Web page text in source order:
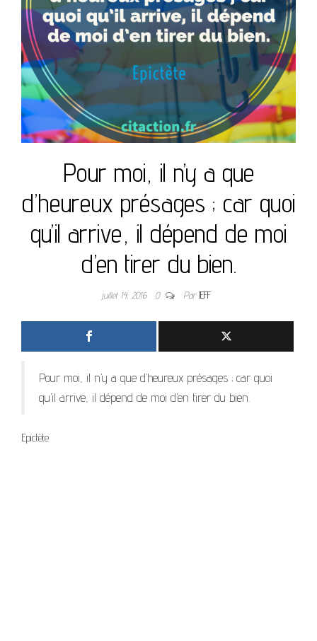
Pour moi, il n’y a que
d’heureux présages ; car quoi
qu’il arrive, il dépend de moi
d’en tirer du bien.
juillet 14, 2016 0 ParJEFF
Pour moi, il n’y a que d’heureux présages ; car quoi
qu’il arrive, il dépend de moi d’en tirer du bien.
Epictète